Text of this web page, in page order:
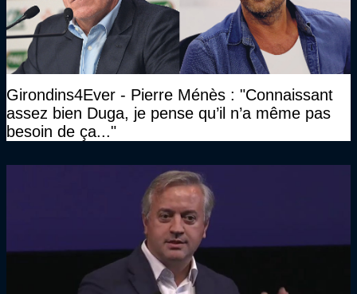
Girondins4Ever - Pierre Ménès : "Connaissant
assez bien Duga, je pense qu’il n’a même pas
besoin de ça..."